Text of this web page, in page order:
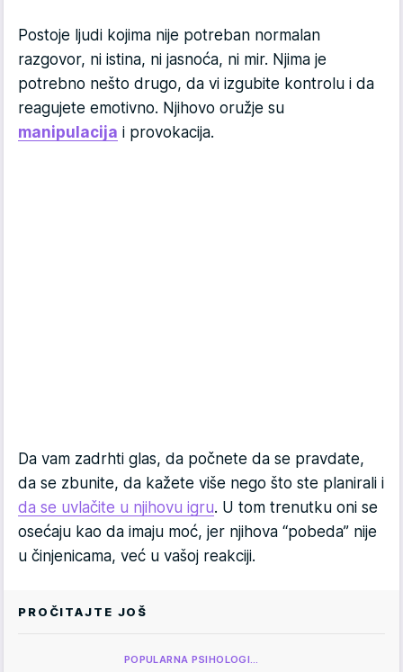
Postoje ljudi kojima nije potreban normalan
razgovor, ni istina, ni jasnoća, ni mir. Njima je
potrebno nešto drugo, da vi izgubite kontrolu i da
reagujete emotivno. Njihovo oružje su
manipulacija i provokacija.
Da vam zadrhti glas, da počnete da se pravdate,
da se zbunite, da kažete više nego što ste planirali i
da se uvlačite u njihovu igru. U tom trenutku oni se
osećaju kao da imaju moć, jer njihova “pobeda” nije
u činjenicama, već u vašoj reakciji.
PROČITAJTE JOŠ
POPULARNA PSIHOLOGI…